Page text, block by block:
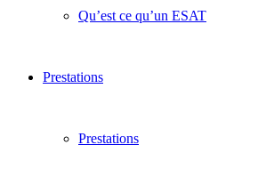
Qu’est ce qu’un ESAT
Prestations
Prestations